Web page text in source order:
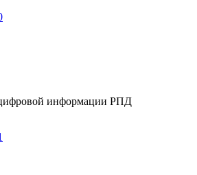
информации РПД